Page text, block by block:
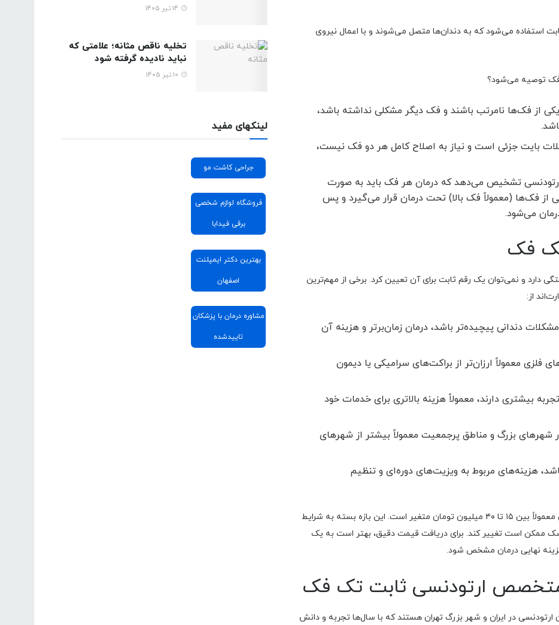
استفاده می‌شود که به دندان‌ها متصل می‌شوند و با اعمال نیروی
فک توصیه می‌شود؟
از فک‌ها نامرتب باشند و فک دیگر مشکلی نداشته باشد،
بایت جزئی است و نیاز به اصلاح کامل هر دو فک نیست،
تشخیص می‌دهد که درمان هر فک باید به صورت
از فک‌ها (معمولاً فک بالا) تحت درمان قرار می‌گیرد و پس
می‌شود.
فک
دارد و نمی‌توان یک رقم ثابت برای آن تعیین کرد. برخی از مهم‌ترین
از:
دندانی پیچیده‌تر باشد، درمان زمان‌برتر و هزینه آن
فلزی معمولاً ارزان‌تر از براکت‌های سرامیکی یا دیمون
بیشتری دارند، معمولاً هزینه بالاتری برای خدمات خود
شهرهای بزرگ و مناطق پرجمعیت معمولاً بیشتر از شهرهای
هزینه‌های مربوط به ویزیت‌های دوره‌ای و تنظیم
در سال ۱۴۰4، هزینه ارتودنسی ثابت تک فک در ایران معمولاً بین ۱۵ تا ۴۰ میلیون تومان متغیر است. این بازه بسته به شرایط
ممکن است تغییر کند. برای دریافت قیمت دقیق، بهتر است به یک
نهایی درمان مشخص شود.
متخصص ارتودنسی ثابت تک فک
در ایران و شهر بزرگ تهران هستند که با سال‌ها تجربه و دانش
تخلیه ناقص مثانه؛ علامتی که
نباید نادیده گرفته شود
لینکهای مفید
جراحی کاشت مو
فروشگاه لوازم شخصی
برقی فیدابا
بهترین دکتر ایمپلنت
اصفهان
مشاوره درمان با پزشکان
تاییدشده